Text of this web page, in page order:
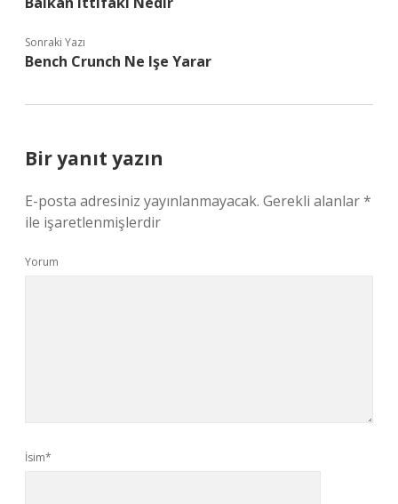
Sonraki Yazı
Bench Crunch Ne Işe Yarar
Bir yanıt yazın
E-posta adresiniz yayınlanmayacak. Gerekli alanlar*
ile işaretlenmişlerdir
Yorum
İsim*